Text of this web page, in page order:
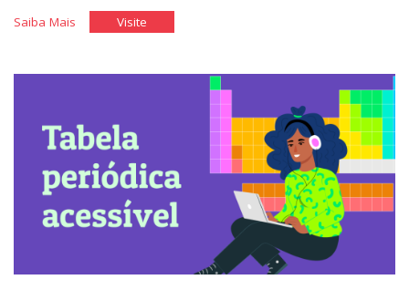
Saiba Mais"Tecnologia
Visite"Tecnologia